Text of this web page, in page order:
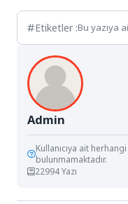
Etiketler :Bu yazıya
Admin
Kullanıcıya ait
bulunmamaktadır.
22994 Yazı